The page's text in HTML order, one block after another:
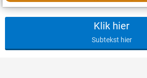
Klik hier
Subtekst hier